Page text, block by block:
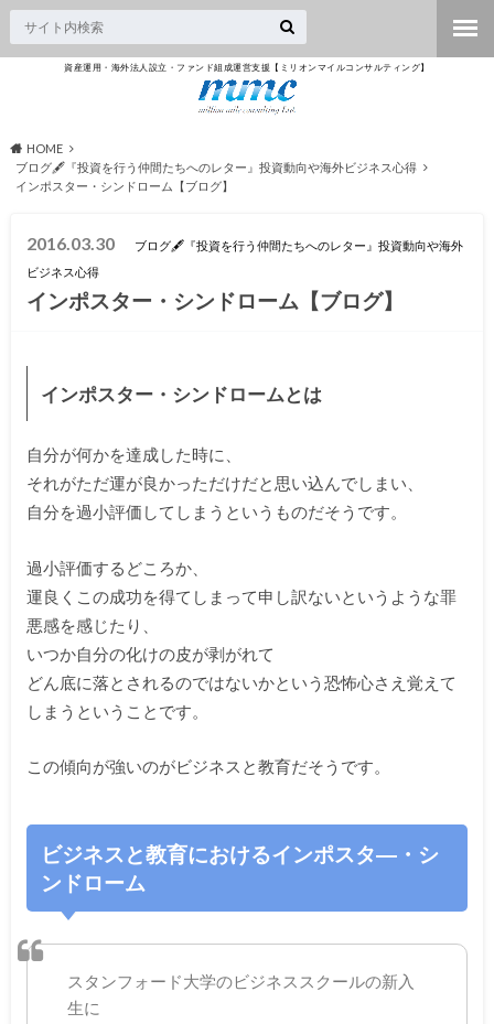
資産運用・海外法人設立・ファンド組成運営支援【ミリオンマイルコンサルティング】
HOME
ブログ🖋『投資を行う仲間たちへのレター』投資動向や海外ビジネス心得
インポスター・シンドローム【ブログ】
2016.03.30
ブログ🖋『投資を行う仲間たちへのレター』投資動向や海外
ビジネス心得
インポスター・シンドローム【ブログ】
インポスター・シンドロームとは
自分が何かを達成した時に、
それがただ運が良かっただけだと思い込んでしまい、
自分を過小評価してしまうというものだそうです。
過小評価するどころか、
運良くこの成功を得てしまって申し訳ないというような罪
悪感を感じたり、
いつか自分の化けの皮が剥がれて
どん底に落とされるのではないかという恐怖心さえ覚えて
しまうということです。
この傾向が強いのがビジネスと教育だそうです。
ビジネスと教育におけるインポスタ―・シ
ンドローム
スタンフォード大学のビジネススクールの新入
生に